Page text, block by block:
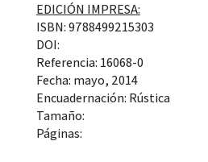
EDICIÓN IMPRESA:
ISBN: 9788499215303
DOI:
Referencia: 16068-0
Fecha: mayo, 2014
Encuadernación: Rústica
Tamaño:
Páginas: